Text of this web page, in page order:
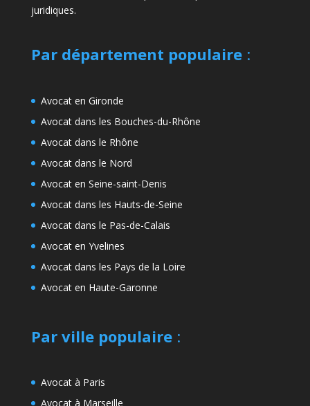
juridiques.
Par département populaire:
Avocat en Gironde
Avocat dans les Bouches-du-Rhône
Avocat dans le Rhône
Avocat dans le Nord
Avocat en Seine-saint-Denis
Avocat dans les Hauts-de-Seine
Avocat dans le Pas-de-Calais
Avocat en Yvelines
Avocat dans les Pays de la Loire
Avocat en Haute-Garonne
Par ville populaire:
Avocat à Paris
Avocat à Marseille